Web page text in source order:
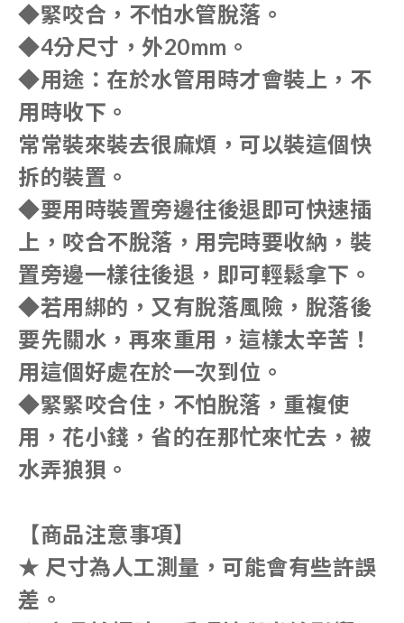
◆緊咬合，不怕水管脫落。
◆4分尺寸，外20mm。
◆用途：在於水管用時才會裝上，不
用時收下。
常常裝來裝去很麻煩，可以裝這個快
拆的裝置。
◆要用時裝置旁邊往後退即可快速插
上，咬合不脫落，用完時要收納，裝
置旁邊一樣往後退，即可輕鬆拿下。
◆若用綁的，又有脫落風險，脫落後
要先關水，再來重用，這樣太辛苦！
用這個好處在於一次到位。
◆緊緊咬合住，不怕脫落，重複使
用，花小錢，省的在那忙來忙去，被
水弄狼狽。
【商品注意事項】
★ 尺寸為人工測量，可能會有些許誤
差。